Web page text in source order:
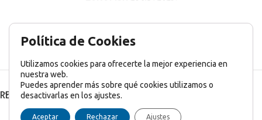
AVISO LEGAL POLÍTICA DE PRIVACIDAD
RECENT POSTS
Política de Cookies
Utilizamos cookies para ofrecerte la mejor experiencia en
nuestra web.
Puedes aprender más sobre qué cookies utilizamos o
desactivarlas en los ajustes.
Aceptar Rechazar Ajustes
English Inglés) Français(Francés